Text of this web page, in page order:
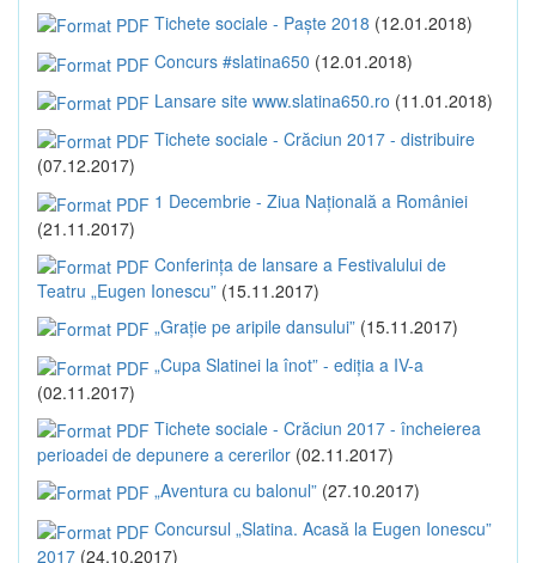
Tichete sociale - Paște 2018 (12.01.2018)
Concurs #slatina650 (12.01.2018)
Lansare site www.slatina650.ro (11.01.2018)
Tichete sociale - Crăciun 2017 - distribuire
(07.12.2017)
1 Decembrie - Ziua Națională a României
(21.11.2017)
Conferința de lansare a Festivalului de
Teatru „Eugen Ionescu” (15.11.2017)
„Grație pe aripile dansului” (15.11.2017)
„Cupa Slatinei la înot” - ediția a IV-a
(02.11.2017)
Tichete sociale - Crăciun 2017 - încheierea
perioadei de depunere a cererilor (02.11.2017)
„Aventura cu balonul” (27.10.2017)
Concursul „Slatina. Acasă la Eugen Ionescu”
2017 (24.10.2017)